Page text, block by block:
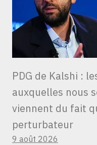
PDG de Kalshi :
auxquelles nous
viennent du fait
perturbateur
9 août 2026